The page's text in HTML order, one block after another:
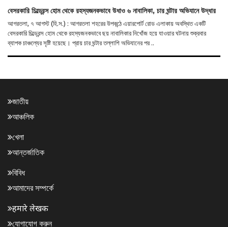
বেসরকারি চিল্ড্রেন্স হোম থেকে রহস্যজনকভাবে উধাও ৬ নাবালিকা, চার ঘন্টার অভিযানে উদ্ধার
আগরতলা, ৭ আগস্ট (হি.স.) : আগরতলা শহরের উপকন্ঠে এয়ারপোর্ট রোড এলাকায় অবস্থিত একটি
বেসরকারি চিল্ড্রেন্স হোম থেকে রহস্যজনকভাবে ছয় নাবালিকার নিখোঁজ হয়ে যাওয়ার ঘটনায় শুক্রবার
ব্যাপক চাঞ্চল্যের সৃষ্টি হয়েছে। প্রায় চার ঘন্টার তল্লাশি অভিযানের পর ..
জাতীয়
আঞ্চলিক
খেলা
আন্তর্জাতিক
বিবিধ
আমাদের সম্পর্কে
हमारे लेखक
যোগাযোগ করুন